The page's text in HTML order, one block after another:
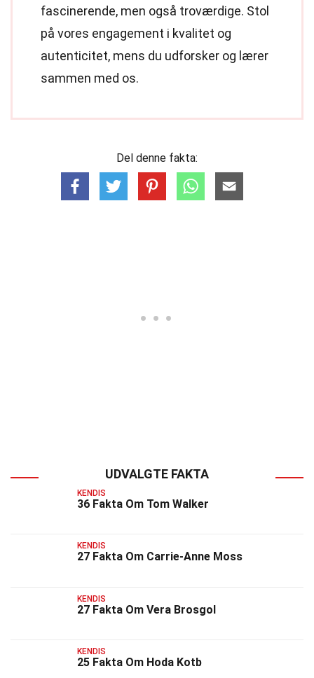
fascinerende, men også troværdige. Stol
på vores engagement i kvalitet og
autenticitet, mens du udforsker og lærer
sammen med os.
Del denne fakta:
UDVALGTE FAKTA
KENDIS
36 Fakta Om Tom Walker
KENDIS
27 Fakta Om Carrie-Anne Moss
KENDIS
27 Fakta Om Vera Brosgol
KENDIS
25 Fakta Om Hoda Kotb